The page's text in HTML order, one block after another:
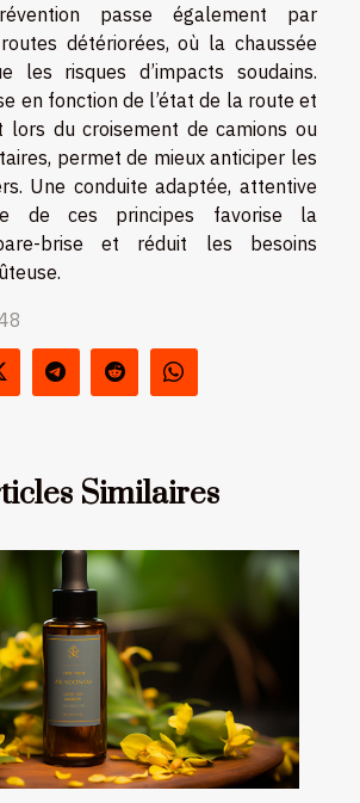
passe également par
détériorées, où la chaussée
les risques d’impacts soudains.
en fonction de l’état de la route et
lors du croisement de camions ou
permet de mieux anticiper les
Une conduite adaptée, attentive
de ces principes favorise la
brise et réduit les besoins
Similaires